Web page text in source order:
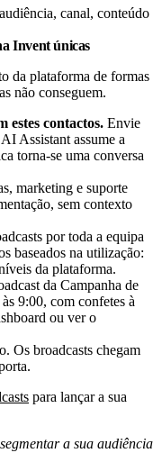
canal, conteúdo
Invent únicas
da plataforma de formas
não conseguem.
estes contactos. Envie
Assistant assume a
torna-se uma conversa
marketing e suporte
sem contexto
por toda a equipa
baseados na utilização:
da plataforma.
Os broadcasts chegam
para lançar a sua
a sua audiência